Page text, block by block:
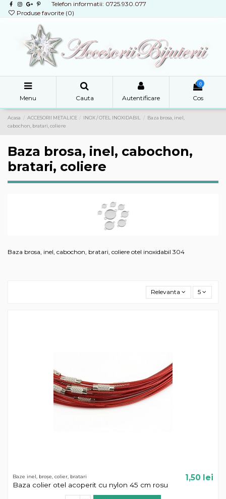
Telefon informatii: 0725.930.077
Produse favorite (0)
Menu Cauta Autentificare
0
Cos
Acasa ACCESORII METALICE INOX / OTEL INOXIDABIL
Baza brosa, inel,
cabochon, bratari, coliere
Baza brosa, inel, cabochon,
bratari, coliere
Baza brosa, inel, cabochon, bratari, coliere otel inoxidabil 304
Relevanta 5
Baze inel, broșe, colier, bratari
Baza colier otel acoperit cu nylon 45 cm rosu
1,50 lei